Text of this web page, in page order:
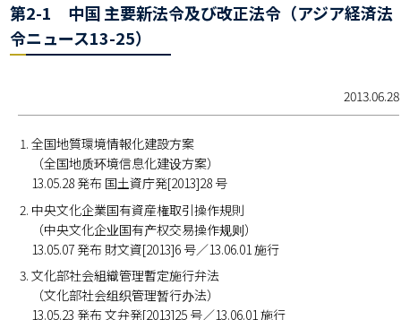
第2-1 中国 主要新法令及び改正法令（アジア経済法
令ニュース13-25）
2013.06.28
全国地質環境情報化建設方案
（全国地质环境信息化建设方案）
13.05.28 発布 国土資庁発[2013]28 号
中央文化企業国有資産権取引操作規則
（中央文化企业国有产权交易操作规则）
13.05.07 発布 財文資[2013]6 号／13.06.01 施行
文化部社会組織管理暫定施行弁法
（文化部社会组织管理暂行办法）
13.05.23 発布 文弁発[2013]25 号／13.06.01 施行